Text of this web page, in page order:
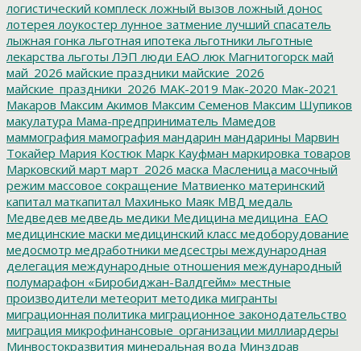
логистический комплеск ложный вызов ложный донос
лотерея лоукостер лунное затмение лучший спасатель
лыжная гонка льготная ипотека льготники льготные
лекарства льготы ЛЭП люди ЕАО люк Магнитогорск май
май_2026 майские праздники майские_2026
майские_праздники_2026 МАК-2019 Мак-2020 Мак-2021
Макаров Максим Акимов Максим Семенов Максим Шупиков
макулатура Мама-предприниматель Мамедов
маммография мамография мандарин мандарины Марвин
Токайер Мария Костюк Марк Кауфман маркировка товаров
Марковский март март_2026 маска Масленица масочный
режим массовое сокращение Матвиенко материнский
капитал маткапитал Махинько Маяк МВД медаль
Медведев медведь медики Медицина медицина_ЕАО
медицинские маски медицинский класс медоборудование
медосмотр медработники медсестры международная
делегация международные отношения международный
полумарафон «Биробиджан-Валдгейм» местные
производители метеорит методика мигранты
миграционная политика миграционное законодательство
миграция микрофинансовые_организации миллиардеры
Минвостокразвития минеральная вода Минздрав